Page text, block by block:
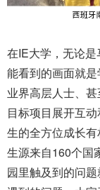
在IE大学，无论
能看到的画面就
业界高层人士、
目标项目展开互
生的全方位成长
生源来自160个国
园里触及到的问